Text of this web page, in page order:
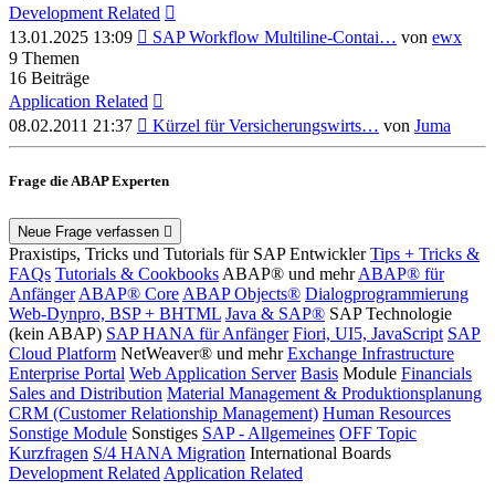
Development Related
13.01.2025 13:09
Neuester
SAP Workflow Multiline-Contai… von ewx
9 Themen
16 Beiträge
Application Related
08.02.2011 21:37
Neuester
Kürzel für Versicherungswirts… von Juma
Frage die ABAP Experten
Neue Frage verfassen
Praxistips, Tricks und Tutorials für SAP Entwickler Tips + Tricks &
FAQs Tutorials & Cookbooks ABAP® und mehr ABAP® für
Anfänger ABAP® Core ABAP Objects® Dialogprogrammierung
Web-Dynpro, BSP + BHTML Java & SAP® SAP Technologie
(kein ABAP) SAP HANA für Anfänger Fiori, UI5, JavaScript SAP
Cloud Platform NetWeaver® und mehr Exchange Infrastructure
Enterprise Portal Web Application Server Basis Module Financials
Sales and Distribution Material Management & Produktionsplanung
CRM (Customer Relationship Management) Human Resources
Sonstige Module Sonstiges SAP - Allgemeines OFF Topic
Kurzfragen S/4 HANA Migration International Boards
Development Related Application Related